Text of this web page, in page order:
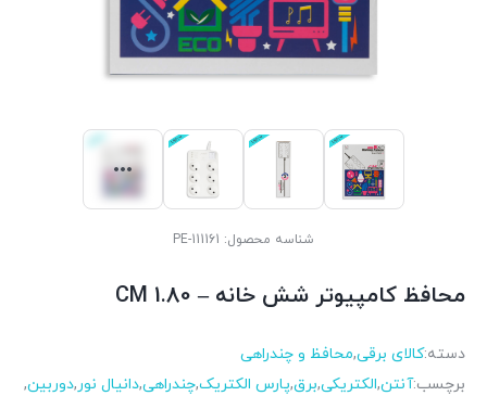
شناسه محصول: PE-111161
محافظ کامپیوتر شش خانه – 1.80 CM
دسته:کالای برقی,محافظ و چندراهی
برچسب:آنتن,الکتریکی,برق,پارس الکتریک,چندراهی,دانیال نور,دوربین,